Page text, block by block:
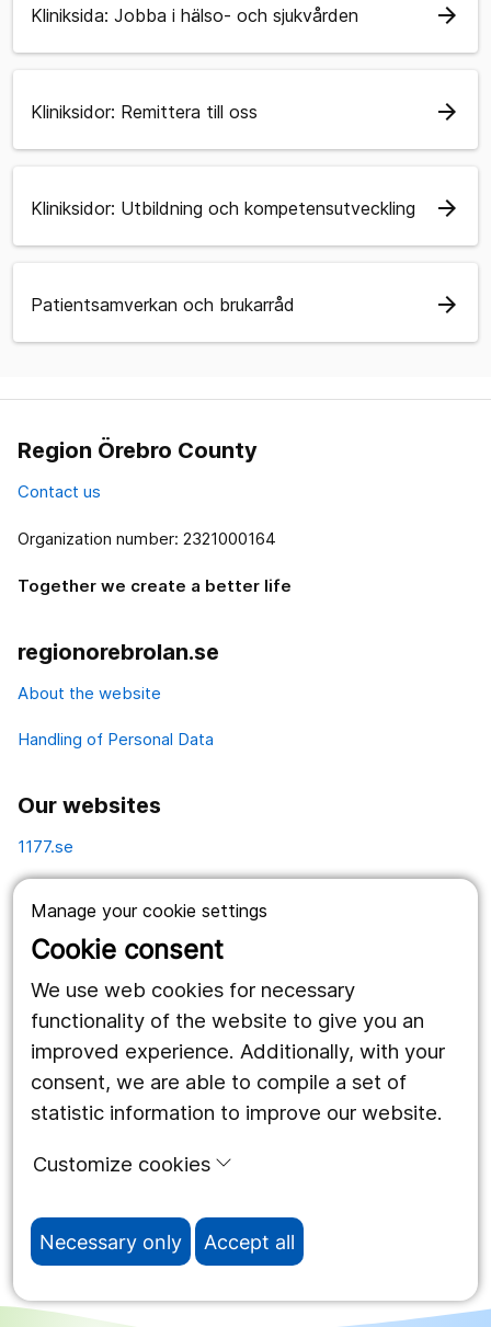
Manage your cookie settings
Cookie consent
We use web cookies for necessary
functionality of the website to give you an
improved experience. Additionally, with your
consent, we are able to compile a set of
statistic information to improve our website.
Customize cookies
Necessary only Accept all
Kliniksida: Jobba i hälso- och sjukvården arrow_forward
Kliniksidor: Remittera till oss arrow_forward
Kliniksidor: Utbildning och kompetensutveckling arrow_forward
Patientsamverkan och brukarråd arrow_forward
Region Örebro County
Contact us
Organization number: 2321000164
Together we create a better life
regionorebrolan.se
About the website
Handling of Personal Data
Our websites
1177.se
Vårdgivare
Utveckling
Follow us
Facebook